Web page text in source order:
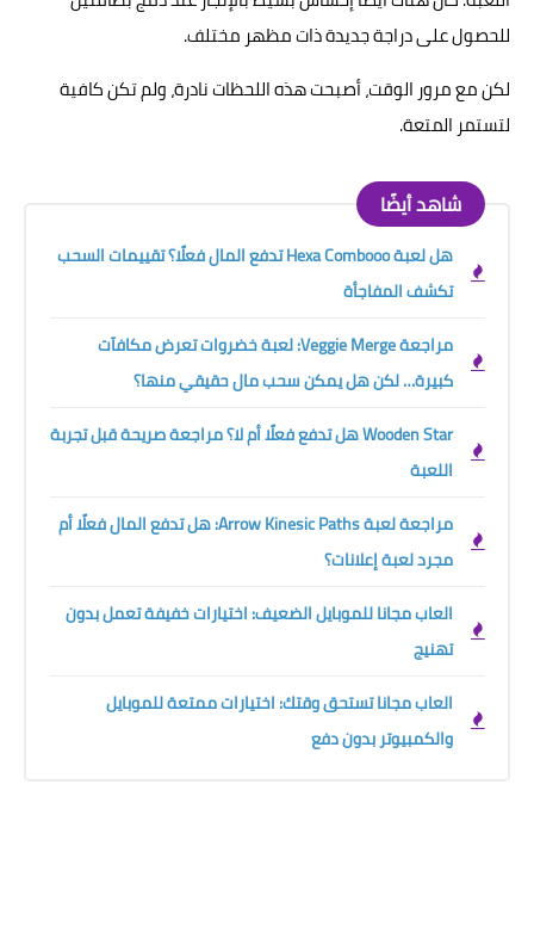
للحصول على دراجة جديدة ذات مظهر مختلف.
لكن مع مرور الوقت، أصبحت هذه اللحظات نادرة، ولم تكن كافية
لتستمر المتعة.
شاهد أيضًا
هل لعبة Hexa Combooo تدفع المال فعلًا؟ تقييمات السحب
تكشف المفاجأة
مراجعة Veggie Merge: لعبة خضروات تعرض مكافآت
كبيرة… لكن هل يمكن سحب مال حقيقي منها؟
Wooden Star هل تدفع فعلًا أم لا؟ مراجعة صريحة قبل تجربة
اللعبة
مراجعة لعبة Arrow Kinesic Paths: هل تدفع المال فعلًا أم
مجرد لعبة إعلانات؟
العاب مجانا للموبايل الضعيف: اختيارات خفيفة تعمل بدون
تهنيج
العاب مجانا تستحق وقتك: اختيارات ممتعة للموبايل
والكمبيوتر بدون دفع